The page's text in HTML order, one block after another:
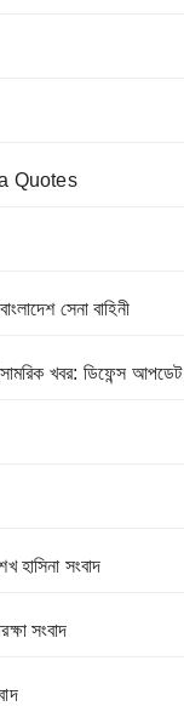
Quotes
সেনা বাহিনী
খবর: ডিফেন্স আপডেট
হাসিনা সংবাদ
সংবাদ